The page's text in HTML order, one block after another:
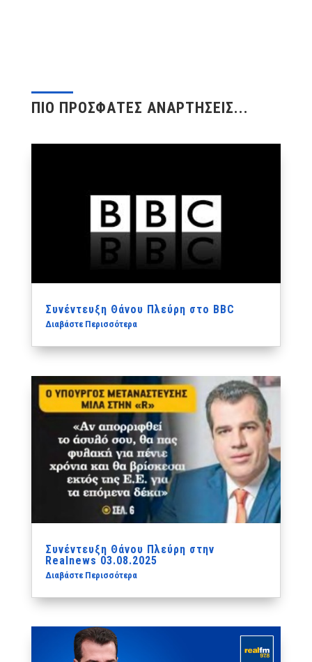
ΠΙΟ ΠΡΟΣΦΑΤΕΣ ΑΝΑΡΤΗΣΕΙΣ...
Συνέντευξη Θάνου Πλεύρη στο BBC
Διαβάστε Περισσότερα
Συνέντευξη Θάνου Πλεύρη στην
Realnews 03.08.2025
Διαβάστε Περισσότερα